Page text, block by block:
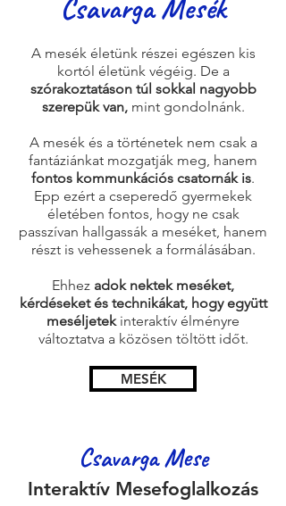
Csavarga Mesék
A mesék életünk részei egészen kis
kortól életünk végéig. De a
szórakoztatáson túl sokkal nagyobb
szerepük van,mint gondolnánk.
A mesék és a történetek nem csak a
fantáziánkat mozgatják meg, hanem
fontos kommunkációs csatornák is.
Epp ezért a cseperedő gyermekek
életében fontos, hogy ne csak
passzívan hallgassák a meséket, hanem
részt is vehessenek a formálásában.
Ehhez adok nektek meséket,
kérdéseket és technikákat, hogy együtt
meséljetekinteraktív élményre
változtatva a közösen töltött időt.
MESÉK
Csavarga Mese
Interaktív Mesefoglalkozás